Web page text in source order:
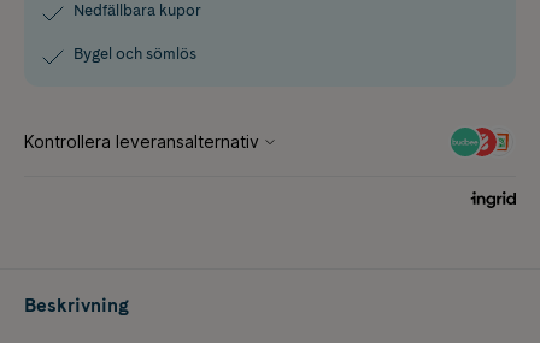
Nedfällbara kupor
Bygel och sömlös
Beskrivning